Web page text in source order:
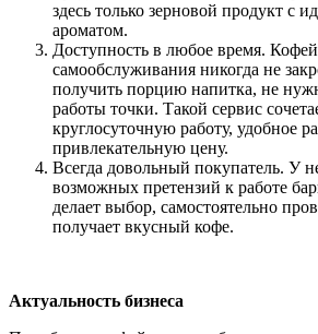
здесь только зерновой продукт с
ароматом.
Доступность в любое время.
самообслуживания никогда не
получить порцию напитка, не
работы точки. Такой сервис
круглосуточную работу, удобное
привлекательную цену.
Всегда довольный покупатель. У
возможных претензий к работе
делает выбор, самостоятельно
получает вкусный кофе.
Актуальность бизнеса